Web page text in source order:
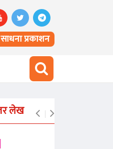
साधना प्रकाशन
लेख